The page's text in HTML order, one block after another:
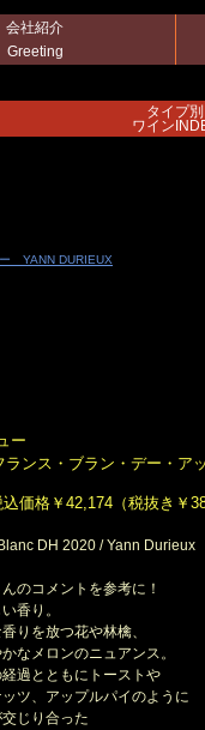
会社紹介
Greeting
タイプ別
ワイン
YANN DURIEUX
ー
ランス・ブラン・デー・ア
込価格￥42,174（税抜き￥
DH 2020 / Yann Durieux
のコメントを参考に！
香り。
りを放つ花や林檎、
なメロンのニュアンス。
過とともにトーストや
ツ、アップルパイのように
じり合った